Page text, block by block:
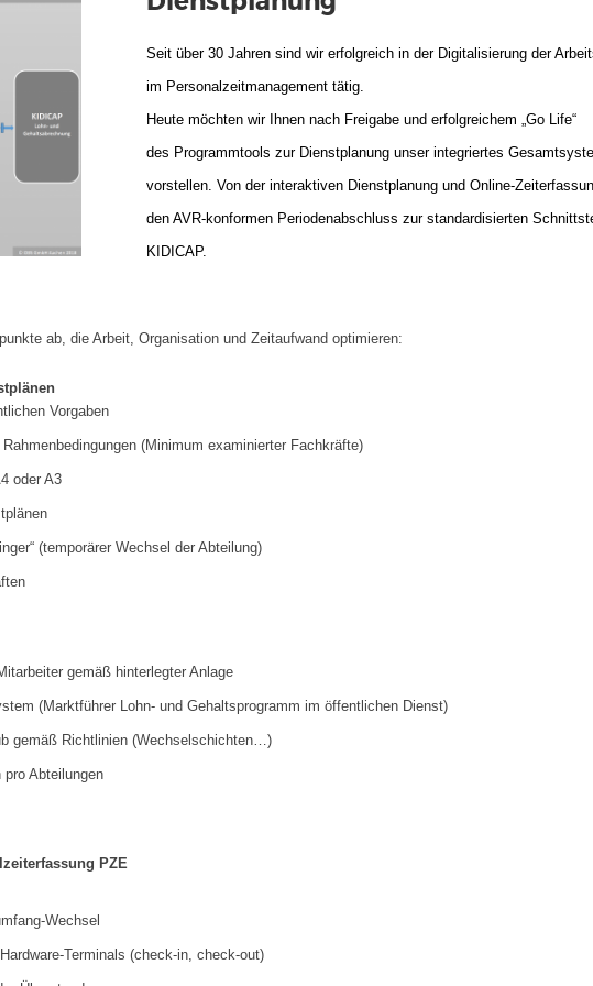
Seit über 30 Jahren sind wir erfolgreich in der Digitalisierung der
im Personalzeitmanagement tätig.
Heute möchten wir Ihnen nach Freigabe und erfolgreichem „Go Life“
des Programmtools zur Dienstplanung unser integriertes
vorstellen. Von der interaktiven Dienstplanung und Online-
den AVR-konformen Periodenabschluss zur standardisierten
KIDICAP.
ab, die Arbeit, Organisation und Zeitaufwand optimieren:
Vorgaben
(Minimum examinierter Fachkräfte)
oder A3
(temporärer Wechsel der Abteilung)
gemäß hinterlegter Anlage
(Marktführer Lohn- und Gehaltsprogramm im öffentlichen Dienst)
gemäß Richtlinien (Wechselschichten…)
pro Abteilungen
PZE
Wechsel
Terminals (check-in, check-out)